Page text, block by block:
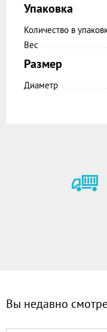
Упаковка
Количество в
Вес
Размер
Диаметр
Вы недавно